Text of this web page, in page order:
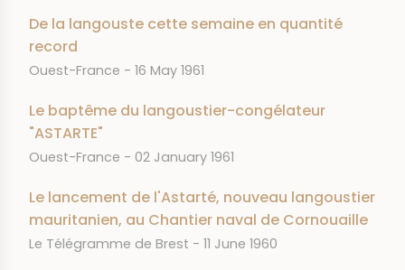
De la langouste cette semaine en quantité
record
JOURNAL
Ouest-France DATE
16 May 1961
Le baptême du langoustier-congélateur
"ASTARTE"
JOURNAL
Ouest-France DATE
02 January 1961
Le lancement de l'Astarté, nouveau langoustier
mauritanien, au Chantier naval de Cornouaille
JOURNAL
Le Télégramme de Brest DATE
11 June 1960